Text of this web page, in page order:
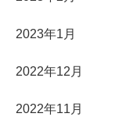
2023年1月
2022年12月
2022年11月